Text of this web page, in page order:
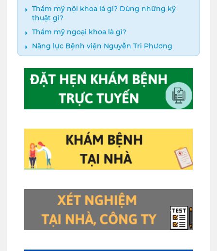
Thẩm mỹ nội khoa là gì? Dùng những kỹ
thuật gì?
Thẩm mỹ ngoại khoa là gì?
Năng lực Bệnh viện Nguyễn Tri Phương